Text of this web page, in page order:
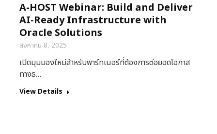
A-HOST Webinar: Build and Deliver
AI-Ready Infrastructure with
Oracle Solutions
สิงหาคม 8, 2025
เปิดมุมมองใหม่สำหรับพาร์ทเนอร์ที่ต้องการต่อยอดโอกาส
ทางธ…
View Details